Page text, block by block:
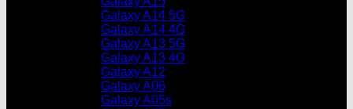
Galaxy A14 5G
Galaxy A14 4G
Galaxy A13 5G
Galaxy A13 4G
Galaxy A12
Galaxy A06
Galaxy A05s